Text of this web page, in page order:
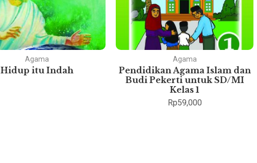
Agama
Hidup itu Indah
Agama
Pendidikan Agama Islam dan
Budi Pekerti untuk SD/MI
Kelas 1
Rp59,000